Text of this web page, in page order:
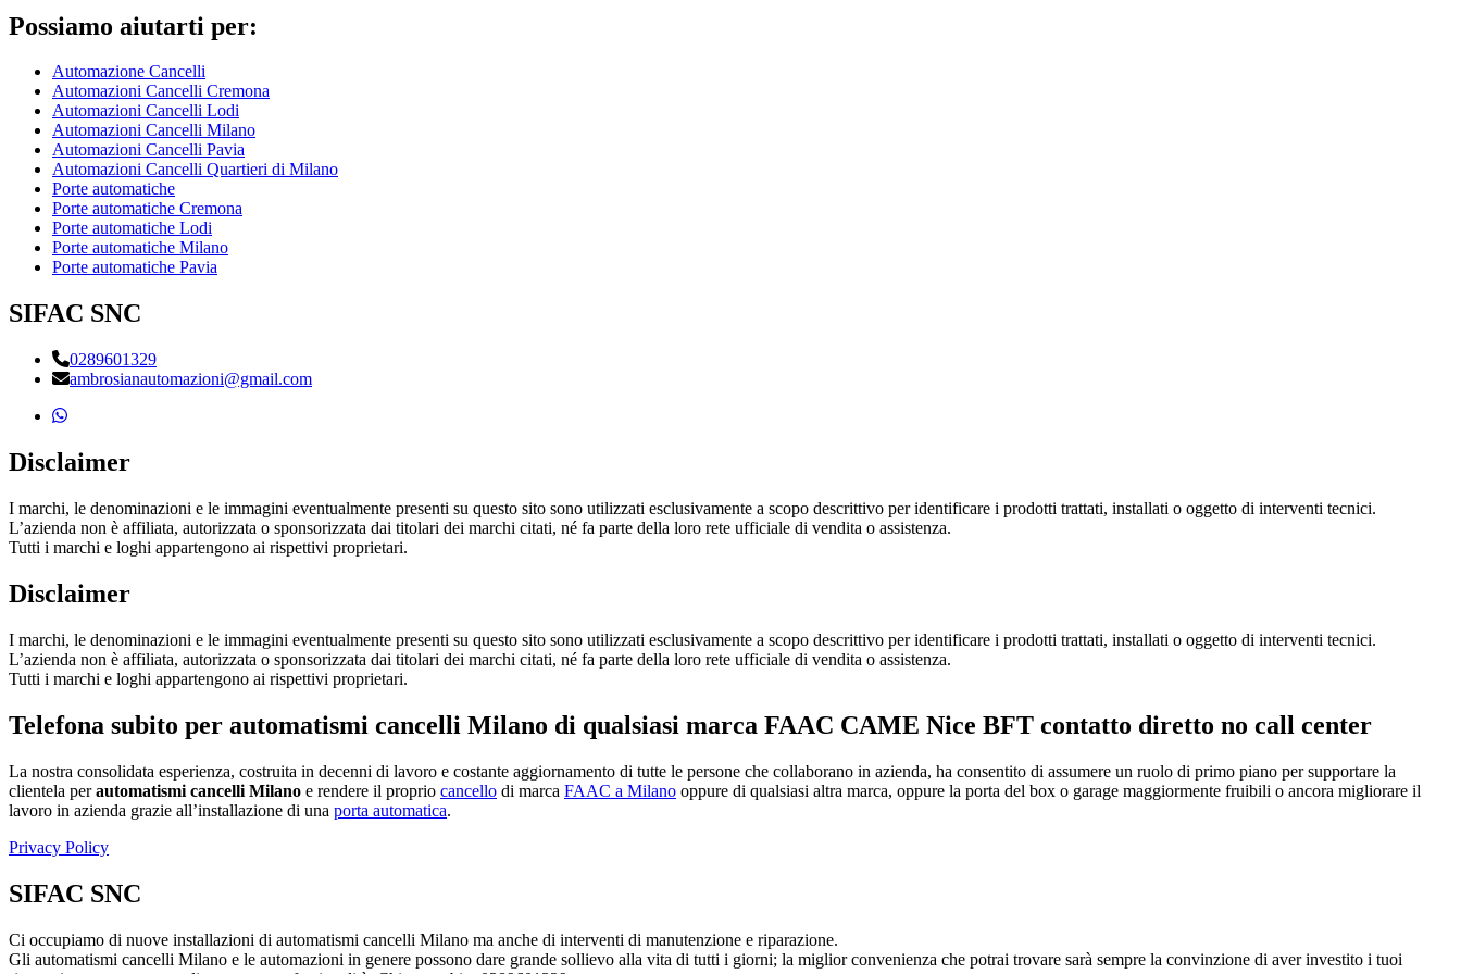
Possiamo aiutarti per:
Automazione Cancelli
Automazioni Cancelli Cremona
Automazioni Cancelli Lodi
Automazioni Cancelli Milano
Automazioni Cancelli Pavia
Automazioni Cancelli Quartieri di Milano
Porte automatiche
Porte automatiche Cremona
Porte automatiche Lodi
Porte automatiche Milano
Porte automatiche Pavia
SIFAC SNC
0289601329
ambrosianautomazioni@gmail.com
Disclaimer
I marchi, le denominazioni e le immagini eventualmente presenti su questo sito sono utilizzati esclusivamente a scopo descrittivo per identificare i prodotti trattati, installati o oggetto di interventi tecnici.
L’azienda non è affiliata, autorizzata o sponsorizzata dai titolari dei marchi citati, né fa parte della loro rete ufficiale di vendita o assistenza.
Tutti i marchi e loghi appartengono ai rispettivi proprietari.
Disclaimer
I marchi, le denominazioni e le immagini eventualmente presenti su questo sito sono utilizzati esclusivamente a scopo descrittivo per identificare i prodotti trattati, installati o oggetto di interventi tecnici.
L’azienda non è affiliata, autorizzata o sponsorizzata dai titolari dei marchi citati, né fa parte della loro rete ufficiale di vendita o assistenza.
Tutti i marchi e loghi appartengono ai rispettivi proprietari.
Telefona subito per automatismi cancelli Milano di qualsiasi marca FAAC CAME Nice BFT contatto diretto no call center
La nostra consolidata esperienza, costruita in decenni di lavoro e costante aggiornamento di tutte le persone che collaborano in azienda, ha consentito di assumere un ruolo di primo piano per supportare la
clientela perautomatismi cancelli Milano e rendere il proprio cancello di marca FAAC a Milano oppure di qualsiasi altra marca, oppure la porta del box o garage maggiormente fruibili o ancora migliorare il
lavoro in azienda grazie all’installazione di una porta automatica.
Privacy Policy
SIFAC SNC
Ci occupiamo di nuove installazioni di automatismi cancelli Milano ma anche di interventi di manutenzione e riparazione.
Gli automatismi cancelli Milano e le automazioni in genere possono dare grande sollievo alla vita di tutti i giorni; la miglior convenienza che potrai trovare sarà sempre la convinzione di aver investito i tuoi